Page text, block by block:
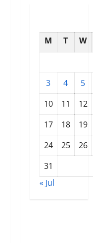
M T W
3 4
5
10
11
12
17
18
19
24
25
26
31
« Jul